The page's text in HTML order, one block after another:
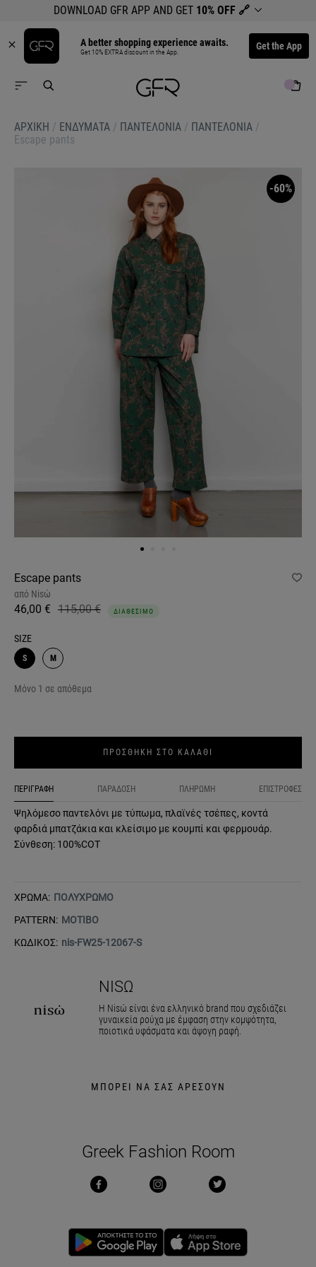
DOWNLOAD GFR APP AND GET 10% OFF 🔗
A better shopping experience awaits.
Get 10% EXTRA discount in the App. Get the App
ΑΡΧΙΚΉ / ΕΝΔΥΜΑΤΑ / ΠΑΝΤΕΛΟΝΙΑ / ΠΑΝΤΕΛΟΝΙΑ /
Escape pants
-60%
Escape pants
από Nisώ
46,00 € 115,00 € ΔΙΑΘΕΣΙΜΟ
SIZE
S M
Μόνο 1 σε απόθεμα
ΠΡΟΣΘΗΚΗ ΣΤΟ ΚΑΛΑΘΙ
ΠΕΡΙΓΡΑΦΗ ΠΑΡΑΔΟΣΗ ΠΛΗΡΩΜΗ ΕΠΙΣΤΡΟΦΕΣ
Ψηλόμεσο παντελόνι με τύπωμα, πλαϊνές τσέπες, κοντά
φαρδιά μπατζάκια και κλείσιμο με κουμπί και φερμουάρ.
Σύνθεση: 100%COT
ΧΡΩΜΑ: ΠΟΛΥΧΡΩΜΟ
PATTERN: ΜΟΤΙΒΟ
ΚΩΔΙΚΟΣ: nis-FW25-12067-S
NISΏ
Η Nisώ είναι ένα ελληνικό brand που σχεδιάζει
γυναικεία ρούχα με έμφαση στην κομψότητα,
ποιοτικά υφάσματα και άψογη ραφή.
ΜΠΟΡΕΙ ΝΑ ΣΑΣ ΑΡΕΣΟΥΝ
Greek Fashion Room